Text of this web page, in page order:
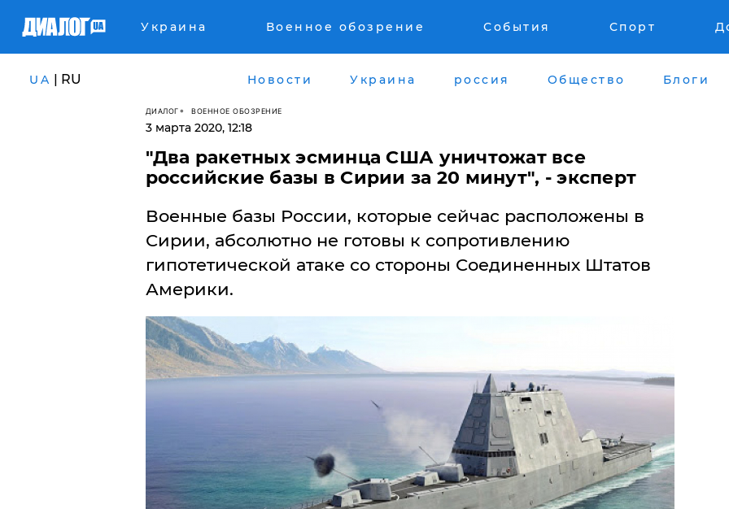
Украина Военное обозрение События Спорт
UA | RU Новости Украина россия Общество Блоги
ДИАЛОГ ВОЕННОЕ ОБОЗРЕНИЕ
3 марта 2020, 12:18
"Два ракетных эсминца США уничтожат все
российские базы в Сирии за 20 минут", - эксперт
Военные базы России, которые сейчас расположены в
Сирии, абсолютно не готовы к сопротивлению
гипотетической атаке со стороны Соединенных Штатов
Америки.